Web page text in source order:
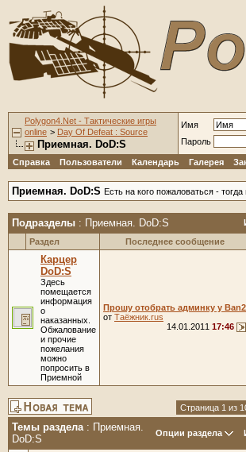
Polygon4.Net - Тактические игры
online > Day Of Defeat : Source
Приемная. DoD:S
Имя
Пароль
Справка Пользователи Календарь Галерея
Приемная. DoD:S Есть на кого пожаловаться -
Подразделы : Приемная. DoD:S
Раздел
Последнее сообщение
Карцер
DoD:S
Здесь
помещается
информация
о
наказанных.
Обжалование
и прочие
пожелания
можно
попросить в
Приемной
Прошу отобрать админку у Ban2
от Таёжник.rus
14.01.2011 17:46
Страница 1 из
Темы раздела: Приемная.
DoD:S
Опции раздела